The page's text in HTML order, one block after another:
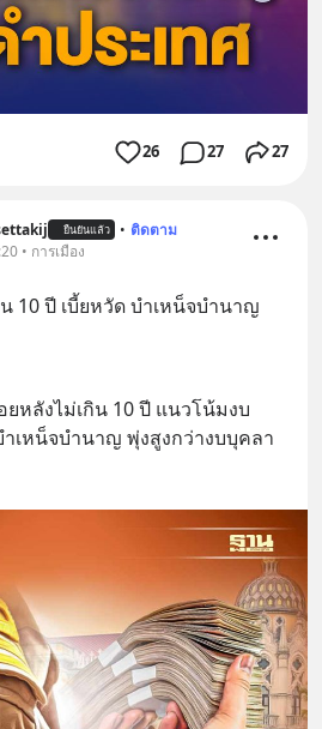
26 27 27
ยืนยันแล้ว • ติดตาม
• การเมือง
10 ปี เบี้ยหวัด บำเหน็จบำนาญ
หลังไม่เกิน 10 ปี แนวโน้มงบ
เหน็จบำนาญ พุ่งสูงกว่างบบุคลา